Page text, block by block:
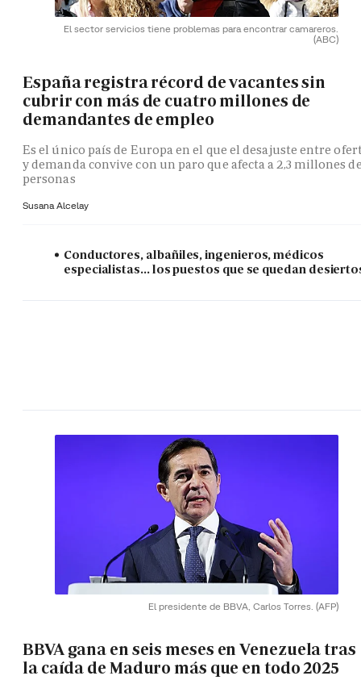
El sector servicios tiene problemas para encontrar camareros.
(ABC)
España registra récord de vacantes sin
cubrir con más de cuatro millones de
demandantes de empleo
Es el único país de Europa en el que el desajuste entre
y demanda convive con un paro que afecta a 2,3 millones
personas
Susana Alcelay
Conductores, albañiles, ingenieros, médicos
especialistas... los puestos que se quedan
El presidente de BBVA, Carlos Torres. (AFP)
BBVA gana en seis meses en Venezuela tras
la caída de Maduro más que en todo 2025